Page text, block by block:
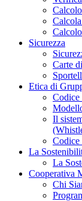
Sicurezza
Carte
Etica di
Il
La
La
Cooperativa
Chi